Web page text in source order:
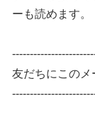
ーも読めます。
友だちにこのメ